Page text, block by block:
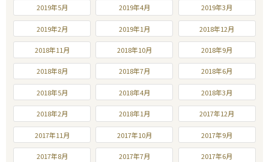
2019年5月 2019年4月 2019年3月
2019年2月 2019年1月 2018年12月
2018年11月 2018年10月 2018年9月
2018年8月 2018年7月 2018年6月
2018年5月 2018年4月 2018年3月
2018年2月 2018年1月 2017年12月
2017年11月 2017年10月 2017年9月
2017年8月 2017年7月 2017年6月